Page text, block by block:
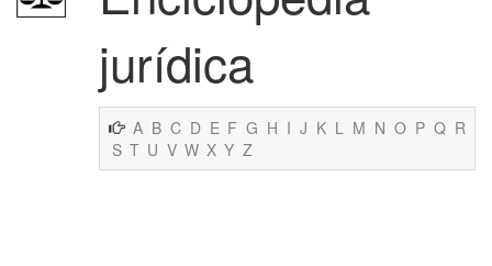
jurídica
A B C D E F G H I J K L M N O P Q R
S T U V W X Y Z